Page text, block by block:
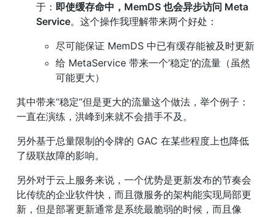
于： 即使缓存命中，MemDS 也会异步访问 Meta
Service。这个操作我理解带来两个好处：
尽可能保证 MemDS 中已有缓存能被及时更新
给 MetaService 带来一个’稳定‘的流量（虽然
可能更大）
其中带来“稳定”但是更大的流量这个做法，举个例子：
一直在演练，洪峰到来就不会措手不及。
另外基于总量限制的令牌的 GAC 在某些程度上也降低
了级联故障的影响。
另外对于云上服务来说，一个优势是更新发布的节奏会
比传统的企业软件快，而且微服务的架构能实现局部更
新，但是部署更新通常是系统最脆弱的时候，而且像